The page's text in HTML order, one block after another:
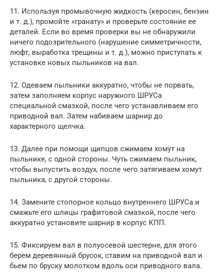
11. Используя промывочную жидкость (керосин, бензин
и т. д.), промойте «гранату» и проверьте состояние ее
деталей. Если во время проверки вы не обнаружили
ничего подозрительного (нарушение симметричности,
люфт, выработка трещины и т. д.), можно приступать к
установке новых пыльников на вал.
12. Одеваем пыльники аккуратно, чтобы не порвать,
затем заполняем корпус наружного ШРУСа
специальной смазкой, после чего устанавливаем его
приводной вал. Затем набиваем шарнир до
характерного щелчка.
13. Далее при помощи щипцов сжимаем хомут на
пыльнике, с одной стороны. Чуть сжимаем пыльник,
чтобы выпустить воздух, после чего затягиваем хомут
пыльника, с другой стороны.
14. Замените стопорное кольцо внутреннего ШРУСа и
смажьте его шлицы графитовой смазкой, после чего
аккуратно установите шарнир в корпус КПП.
15. Фиксируем вал в полуосевой шестерне, для этого
берем деревянный брусок, ставим на приводной вал и
бьем по бруску молотком вдоль оси приводного вала.